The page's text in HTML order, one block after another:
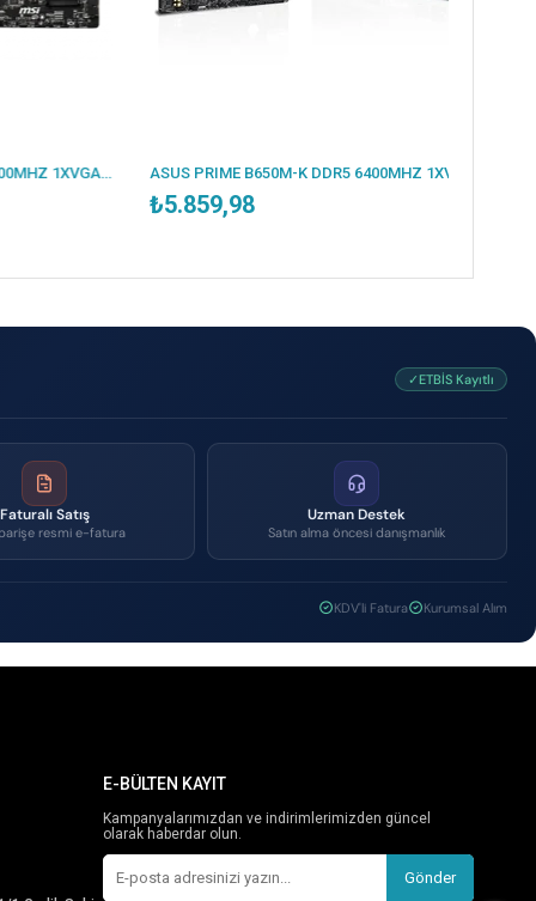
MSI B550M PRO-VDH DDR4 4400MHZ 1XVGA 1XHDMI 1XDP 2XM.2 USB 3.2 MATX AM4 (AMD 5000/4000G/3000 SERİLERİ İLE UYUMLU) ASUS PRIME B650M-K DDR5 6400MHZ 1XVGA 1XHDMI 2XM.2 USB 3.2 MATX AM5 (AMD AM5 9000/8000/7000 SERİLERİ İLE UYUMLU)
₺5.859,98
✓ETBİS Kayıtlı
Faturalı Satış
resmi e-fatura
Uzman Destek
Satın alma öncesi danışmanlık
KDV'li Fatura Kurumsal Alım
E-BÜLTEN KAYIT
Kampanyalarımızdan ve indirimlerimizden güncel
olarak haberdar olun.
Gönder